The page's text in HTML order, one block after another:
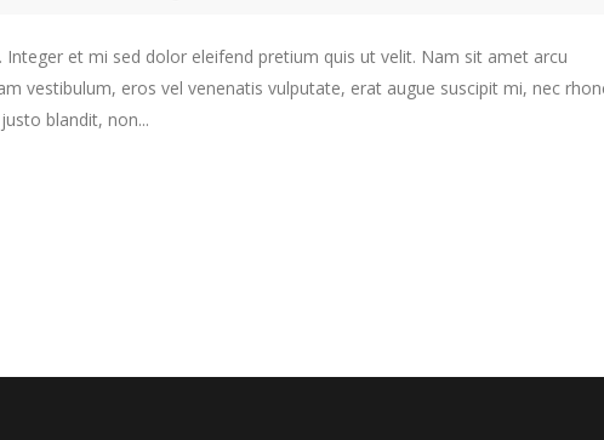
et mi sed dolor eleifend pretium quis ut velit. Nam sit amet arcu
vestibulum, eros vel venenatis vulputate, erat augue suscipit mi, nec
blandit, non...